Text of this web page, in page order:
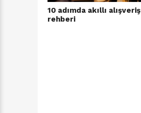
10 adımda akıllı alışveriş
rehberi